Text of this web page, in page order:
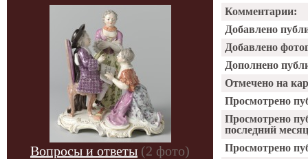
Вопросы и ответы (2 фото)
Комментарии:
Добавлено
Добавлено
Дополнено
Отмечено на
Просмотрено
Просмотрено
последний
Просмотрено